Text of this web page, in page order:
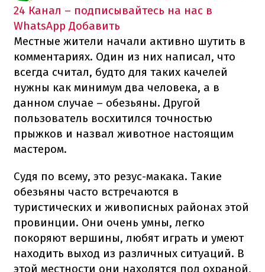
24 Канал – подписывайтесь на нас в
WhatsApp Добавить
Местные жители начали активно шутить в
комментариях. Один из них написал, что
всегда считал, будто для таких качелей
нужны как минимум два человека, а в
данном случае – обезьяны. Другой
пользователь восхитился точностью
прыжков и назвал животное настоящим
мастером.
Судя по всему, это резус-макака. Такие
обезьяны часто встречаются в
туристических и живописных районах этой
провинции. Они очень умны, легко
покоряют вершины, любят играть и умеют
находить выход из различных ситуаций. В
этой местности они находятся под охраной,